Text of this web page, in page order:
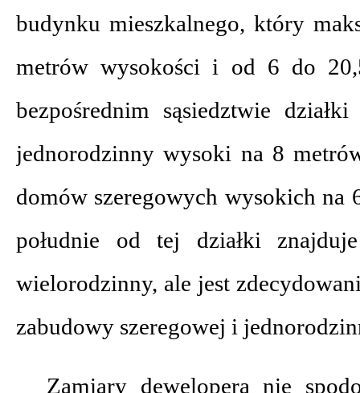
budynku mieszkalnego, który
metrów wysokości i od 6 do
bezpośrednim sąsiedztwie
jednorodzinny wysoki na 8
domów szeregowych wysokich na
południe od tej działki
wielorodzinny, ale jest
zabudowy szeregowej i
Zamiary dewelopera nie